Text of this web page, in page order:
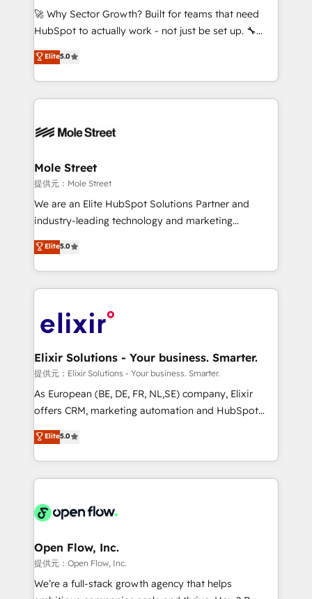
with good people' and have worked with incredible
brands. You can see some of them on our website,
🚀 Why Sector Growth? Built for teams that need
HubSpot to actually work - not just be set up. 🔧
HubSpot Experts: Onboarding, migrations,
automation, and training built for adoption. ⚡ Highly
Technical Execution: ERP, EMR and Custom
Integrations; complex builds delivered in weeks, not
workflows; automation agents; process optimization
Healthcare: HIPAA implementations; secure data
workflows 💼 Financial Services: compliant
workflows; audit-ready reporting ⚖️ Legal: client
intake; pipeline and document workflows 🛒 E-
revenue automation 🏢 Real Estate: deal pipelines;
portfolio and lifecycle management 🏭
HIPAA-aware; CASL-compliant; GDPR-ready
implementations where required 💡 Why 500+
built to scale.
Elite5.0
Mole Street
提供元：Mole Street
We are an Elite HubSpot Solutions Partner and
industry-leading technology and marketing
consultancy. Our focus is on enterprise and mid-
market B2B companies globally that want a strategic
approach to execute their goals through creative
applications of our solutions; Technical HubSpot
Design, Migrations + Integrations. Mole Street’s
greatness, which is achieved through creating
absolute clarity, derived from a well-defined
strategy, executed well, and reported on with clear
results. The culture is driven by core values; Joy, Grit,
Mindedness, and Clarity. We are driven to win for the
collective good of the company and its clientele, and
things are happening.
Elite5.0
Elixir Solutions - Your business. Smarter.
提供元：Elixir Solutions - Your business. Smarter.
As European (BE, DE, FR, NL,SE) company, Elixir
offers CRM, marketing automation and HubSpot
integration products and services to mid-market
and enterprise customers. We ensure that your sales,
service and marketing department operates in the
most effective way, while at the same time
integrated buyers journey. Elixir is located in
and Stockholm Elixir is a first mover and leader
when it comes to HubSpot sales and service
implementations, highly renowned for our business
acumen, process (re-)design experience and a
Elite5.0
Open Flow, Inc.
提供元：Open Flow, Inc.
We’re a full-stack growth agency that helps